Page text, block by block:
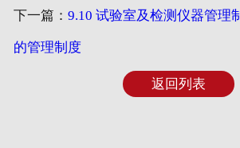
下一篇： 9.10 试验室及检测仪器管
的管理制度
返回列表